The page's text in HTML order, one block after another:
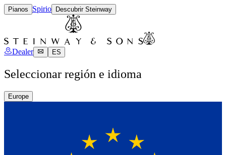
Pianos Spirio Descubrir Steinway
Dealer ES
Seleccionar región e idioma
Europe